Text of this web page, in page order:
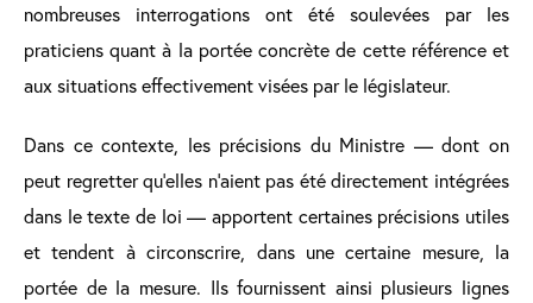
nombreuses interrogations ont été soulevées par les
praticiens quant à la portée concrète de cette référence et
aux situations effectivement visées par le législateur.
Dans ce contexte, les précisions du Ministre — dont on
peut regretter qu’elles n’aient pas été directement intégrées
dans le texte de loi — apportent certaines précisions utiles
et tendent à circonscrire, dans une certaine mesure, la
portée de la mesure. Ils fournissent ainsi plusieurs lignes